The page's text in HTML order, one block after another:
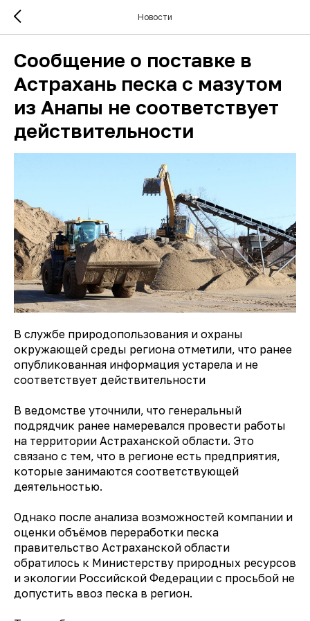
Новости
Сообщение о поставке в
Астрахань песка с мазутом
из Анапы не соответствует
действительности
В службе природопользования и охраны
окружающей среды региона отметили, что ранее
опубликованная информация устарела и не
соответствует действительности
В ведомстве уточнили, что генеральный
подрядчик ранее намеревался провести работы
на территории Астраханской области. Это
связано с тем, что в регионе есть предприятия,
которые занимаются соответствующей
деятельностью.
Однако после анализа возможностей компании и
оценки объёмов переработки песка
правительство Астраханской области
обратилось к Министерству природных ресурсов
и экологии Российской Федерации с просьбой не
допустить ввоз песка в регион.